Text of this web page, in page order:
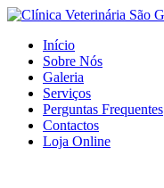
Início
Sobre Nós
Galeria
Serviços
Perguntas Frequentes
Contactos
Loja Online